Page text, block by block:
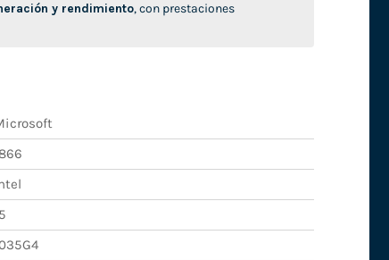
y rendimiento, con prestaciones